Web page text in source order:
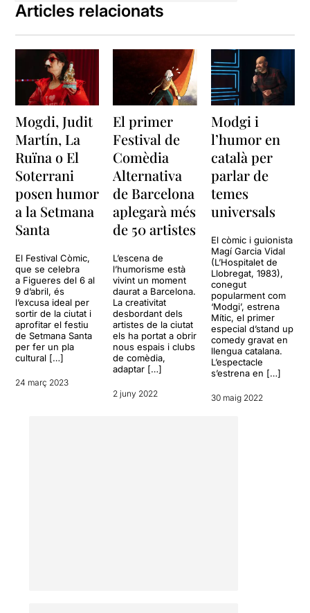
Articles relacionats
Mogdi, Judit
Martín, La
Ruïna o El
Soterrani
posen humor
a la Setmana
Santa
El Festival Còmic,
que se celebra
a Figueres del 6 al
9 d’abril, és
l’excusa ideal per
sortir de la ciutat i
aprofitar el festiu
de Setmana Santa
per fer un pla
cultural […]
24 març 2023
El primer
Festival de
Comèdia
Alternativa
de Barcelona
aplegarà més
de 50 artistes
L’escena de
l’humorisme està
vivint un moment
daurat a Barcelona.
La creativitat
desbordant dels
artistes de la ciutat
els ha portat a obrir
nous espais i clubs
de comèdia,
adaptar […]
2 juny 2022
Modgi i
l’humor en
català per
parlar de
temes
universals
El còmic i guionista
Magí Garcia Vidal
(L’Hospitalet de
Llobregat, 1983),
conegut
popularment com
‘Modgi’, estrena
Mític, el primer
especial d’stand up
comedy gravat en
llengua catalana.
L’espectacle
s’estrena en […]
30 maig 2022